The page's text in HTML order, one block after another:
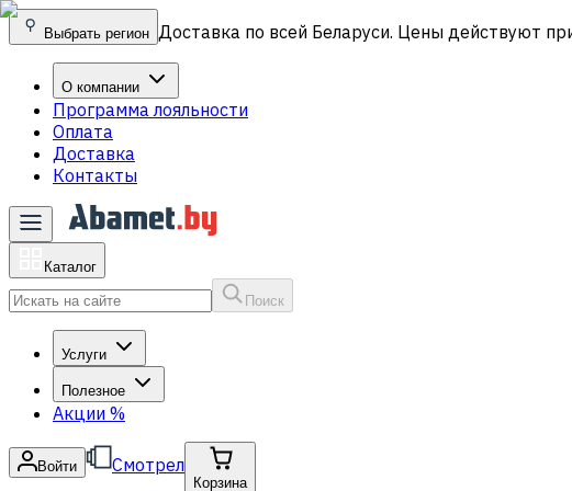
Выбрать регион Доставка по всей Беларуси. Цены действуют
О компании
Программа лояльности
Оплата
Доставка
Контакты
Каталог
Поиск
Услуги
Полезное
Акции %
Войти Смотрел
Корзина